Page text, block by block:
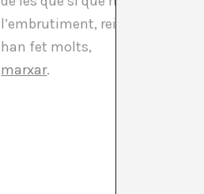
l’embrutiment, reivindicant
han fet molts,
marxar.